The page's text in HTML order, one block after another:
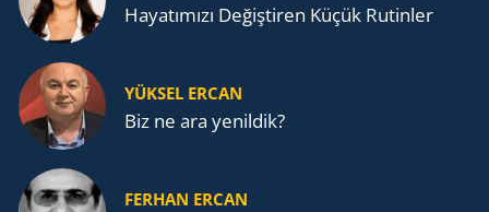
Ha­ya­tı­mı­zı De­ğiş­ti­ren Küçük Ru­tin­ler
YÜKSEL ERCAN
Biz ne ara yenildik?
FERHAN ERCAN